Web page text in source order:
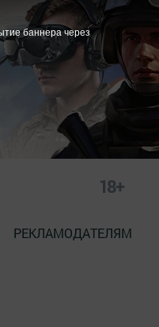
18+
РЕКЛАМОДАТЕЛЯМ
баннера через